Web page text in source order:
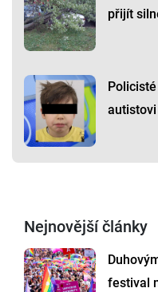
přijít
Nejnovější články
festival